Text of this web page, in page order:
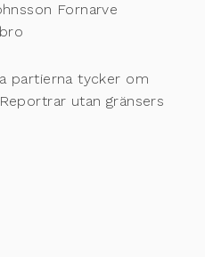
Fornarve
partierna tycker om
utan gränsers